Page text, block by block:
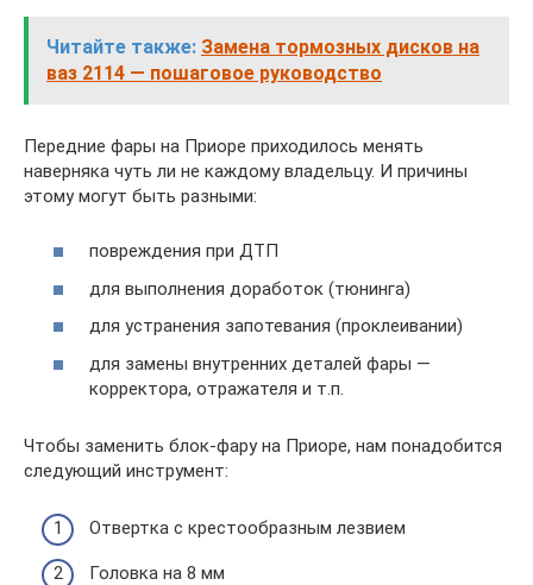
Читайте также: Замена тормозных дисков на
ваз 2114 — пошаговое руководство
Передние фары на Приоре приходилось менять
наверняка чуть ли не каждому владельцу. И причины
этому могут быть разными:
повреждения при ДТП
для выполнения доработок (тюнинга)
для устранения запотевания (проклеивании)
для замены внутренних деталей фары —
корректора, отражателя и т.п.
Чтобы заменить блок-фару на Приоре, нам понадобится
следующий инструмент:
Отвертка с крестообразным лезвием
Головка на 8 мм